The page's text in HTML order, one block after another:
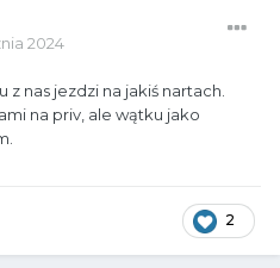
2024
z nas jezdzi na jakiś nartach.
na priv, ale wątku jako
2